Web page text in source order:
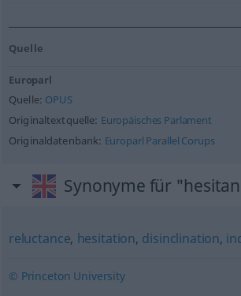
Quelle
Europarl
Quelle: OPUS
Originaltextquelle: Europäisches Parlament
Originaldatenbank: Europarl Parallel Corups
Synonyme für
reluctance, hesitation, disinclination,
© Princeton University